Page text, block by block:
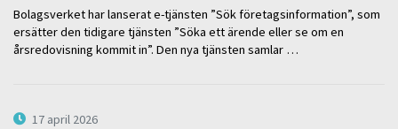
Bolagsverket har lanserat e-tjänsten ”Sök företagsinformation”, som
ersätter den tidigare tjänsten ”Söka ett ärende eller se om en
årsredovisning kommit in”. Den nya tjänsten samlar …
17 april 2026